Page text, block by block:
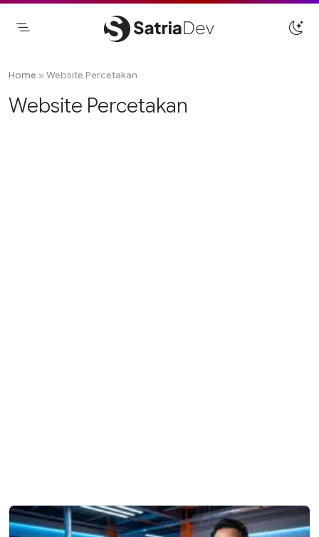
Skip
Home » Website Percetakan
Website Percetakan